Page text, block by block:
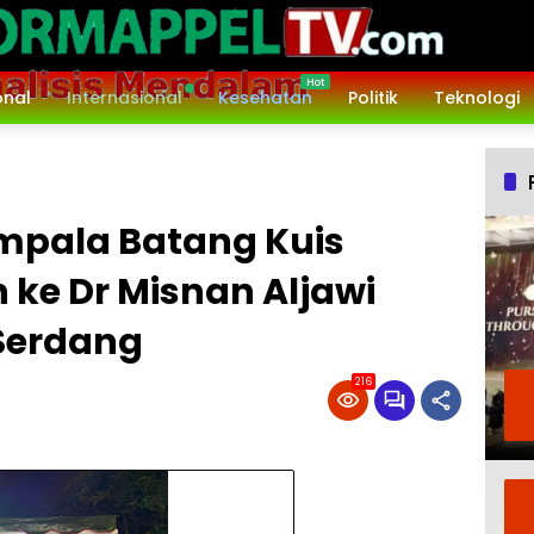
Internasional Kesehatan Politik Teknologi
Batang Kuis
Dr Misnan Aljawi
216